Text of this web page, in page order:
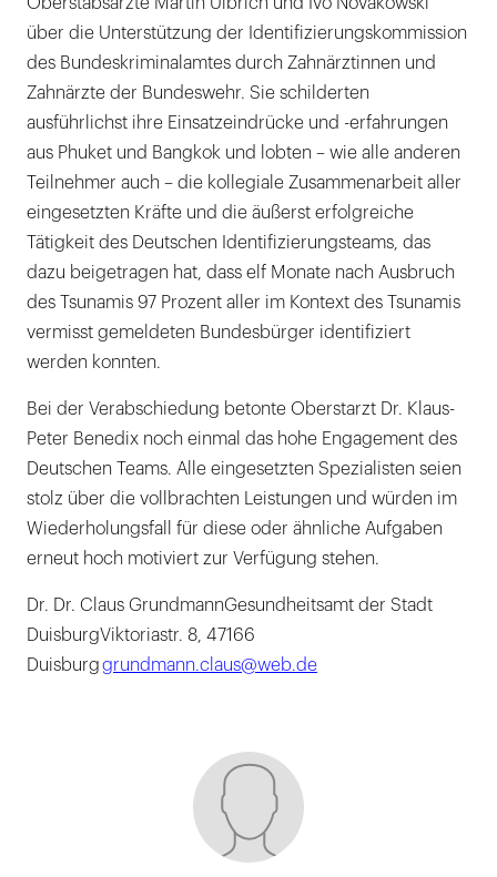
über die Unterstützung der Identifizierungskommission
des Bundeskriminalamtes durch Zahnärztinnen und
Zahnärzte der Bundeswehr. Sie schilderten
ausführlichst ihre Einsatzeindrücke und -erfahrungen
aus Phuket und Bangkok und lobten – wie alle anderen
Teilnehmer auch – die kollegiale Zusammenarbeit aller
eingesetzten Kräfte und die äußerst erfolgreiche
Tätigkeit des Deutschen Identifizierungsteams, das
dazu beigetragen hat, dass elf Monate nach Ausbruch
des Tsunamis 97 Prozent aller im Kontext des Tsunamis
vermisst gemeldeten Bundesbürger identifiziert
werden konnten.
Bei der Verabschiedung betonte Oberstarzt Dr. Klaus-
Peter Benedix noch einmal das hohe Engagement des
Deutschen Teams. Alle eingesetzten Spezialisten seien
stolz über die vollbrachten Leistungen und würden im
Wiederholungsfall für diese oder ähnliche Aufgaben
erneut hoch motiviert zur Verfügung stehen.
Dr. Dr. Claus GrundmannGesundheitsamt der Stadt
DuisburgViktoriastr. 8, 47166
Duisburggrundmann.claus@web.de